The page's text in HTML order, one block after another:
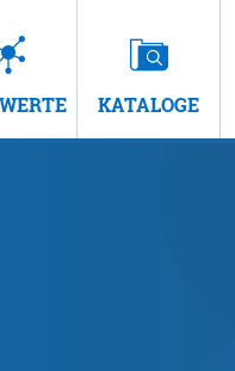
KATALOGE